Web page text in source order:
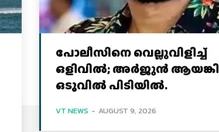
പോലീസിനെ വെല്ലുവിളിച്ച്‌
ഒളിവില്‍; അര്‍ജുന്‍ ആയങ്കി
ഒടുവില്‍ പിടിയില്‍.
VT NEWS - AUGUST 9, 2026